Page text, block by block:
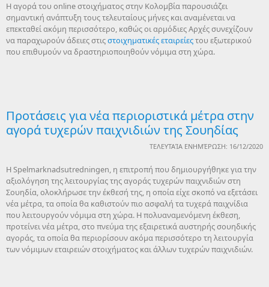
H αγορά του online στοιχήματος στην Κολομβία παρουσιάζει
σημαντική ανάπτυξη τους τελευταίους μήνες και αναμένεται να
επεκταθεί ακόμη περισσότερο, καθώς οι αρμόδιες Αρχές συνεχίζουν
να παραχωρούν άδειες στιςστοιχηματικές εταιρείεςτου εξωτερικού
που επιθυμούν να δραστηριοποιηθούν νόμιμα στη χώρα.
Προτάσεις για νέα περιοριστικά μέτρα στην
αγορά τυχερών παιχνιδιών της Σουηδίας
ΤΕΛΕΥΤΑΊΑ ΕΝΗΜΈΡΩΣΗ: 16/12/2020
Η Spelmarknadsutredningen, η επιτροπή που δημιουργήθηκε για την
αξιολόγηση της λειτουργίας της αγοράς τυχερών παιχνιδιών στη
Σουηδία, ολοκλήρωσε την έκθεσή της, η οποία είχε σκοπό να εξετάσει
νέα μέτρα, τα οποία θα καθιστούν πιο ασφαλή τα τυχερά παιχνίδια
που λειτουργούν νόμιμα στη χώρα. Η πολυαναμενόμενη έκθεση,
προτείνει νέα μέτρα, στο πνεύμα της εξαιρετικά αυστηρής σουηδικής
αγοράς, τα οποία θα περιορίσουν ακόμα περισσότερο τη λειτουργία
των νόμιμων εταιρειών στοιχήματος και άλλων τυχερών παιχνιδιών.